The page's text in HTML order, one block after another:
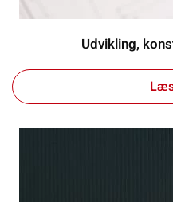
Udvikling,